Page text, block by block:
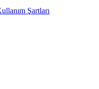
Şartları